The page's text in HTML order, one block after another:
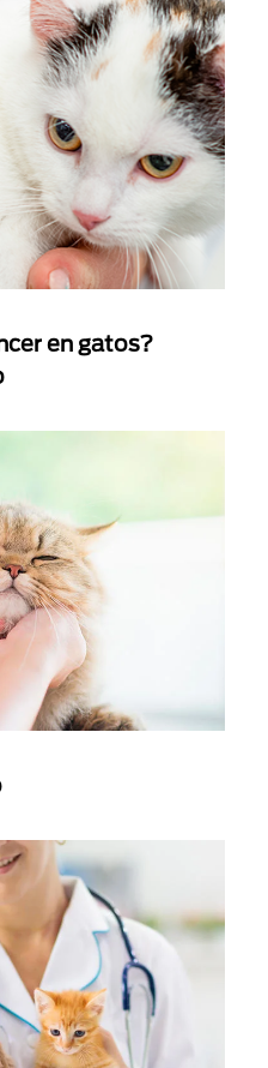
en gatos?